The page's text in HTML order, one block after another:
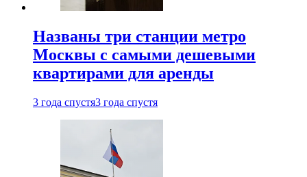
Названы три станции метро
Москвы с самыми дешевыми
квартирами для аренды
3 года спустя3 года спустя